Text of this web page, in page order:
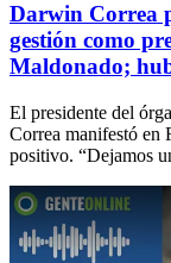
Darwin Correa
gestión como
Maldonado;
El presidente del
Correa manifestó en
positivo. “Dejamos